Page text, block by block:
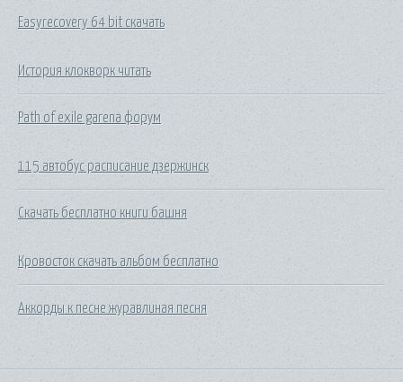
Easyrecovery 64 bit скачать
История клокворк читать
Path of exile garena форум
115 автобус расписание дзержинск
Скачать бесплатно книги башня
Кровосток скачать альбом бесплатно
Аккорды к песне журавлиная песня